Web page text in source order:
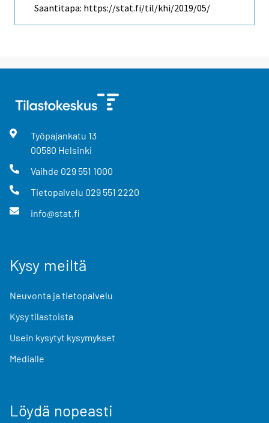
Saantitapa: https://stat.fi/til/khi/2019/05/
Työpajankatu 13
00580 Helsinki
Vaihde 029 551 1000
Tietopalvelu 029 551 2220
info@stat.fi
Kysy meiltä
Neuvonta ja tietopalvelu
Kysy tilastoista
Usein kysytyt kysymykset
Medialle
Löydä nopeasti